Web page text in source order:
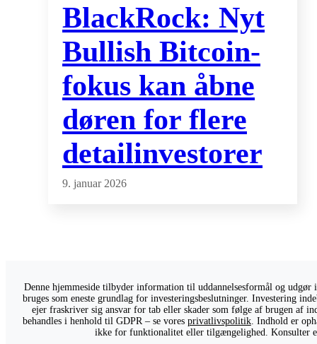
BlackRock: Nyt
Bullish Bitcoin-
fokus kan åbne
døren for flere
detailinvestorer
9. januar 2026
Denne hjemmeside tilbyder information til uddannelsesformål og
bruges som eneste grundlag for investeringsbeslutninger. Investering
ejer fraskriver sig ansvar for tab eller skader som følge af brugen af
behandles i henhold til GDPR – se vores privatlivspolitik. Indhold er
ikke for funktionalitet eller tilgængelighed. Konsulter